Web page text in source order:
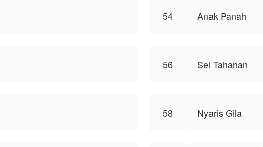
54 Anak Panah
56 Sel Tahanan
58 Nyaris Gila